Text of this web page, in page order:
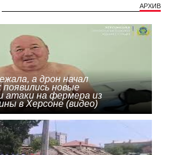
АРХИВ
а дрон начал
появились новые
атаки на фермера из
в Херсоне (видео)